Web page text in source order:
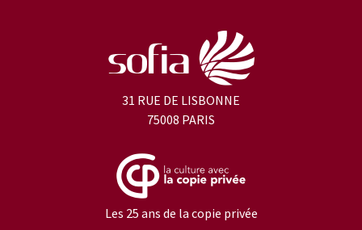
31 RUE DE LISBONNE
75008 PARIS
Les 25 ans de la copie privée